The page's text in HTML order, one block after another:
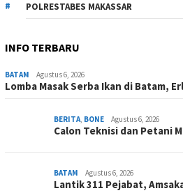
POLRESTABES MAKASSAR
INFO TERBARU
BATAM Agustus 6, 2026
Lomba Masak Serba Ikan di Batam,
BERITA, BONE Agustus 6, 2026
Calon Teknisi dan Petani
BATAM Agustus 6, 2026
Lantik 311 Pejabat,